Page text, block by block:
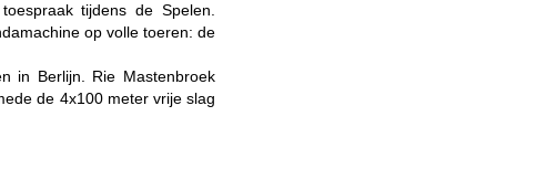
tijdens de Spelen.
op volle toeren: de
in Berlijn. Rie Mastenbroek
de 4x100 meter vrije slag